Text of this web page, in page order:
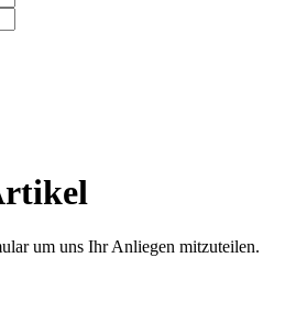
um uns Ihr Anliegen mitzuteilen.